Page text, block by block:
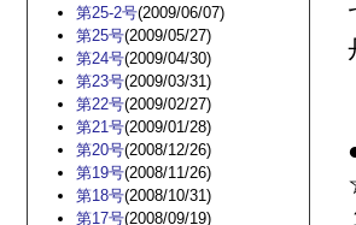
第25-2号(2009/06/07)
第25号(2009/05/27)
第24号(2009/04/30)
第23号(2009/03/31)
第22号(2009/02/27)
第21号(2009/01/28)
第20号(2008/12/26)
第19号(2008/11/26)
第18号(2008/10/31)
第17号(2008/09/19)